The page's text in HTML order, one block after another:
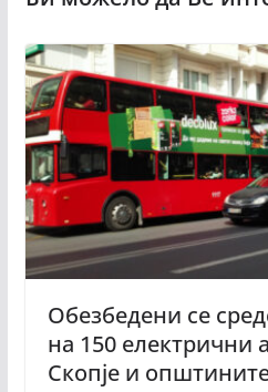
Обезбедени се
на 150 електрични
Скопје и